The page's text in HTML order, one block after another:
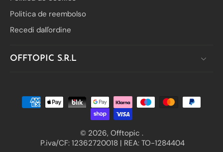
Politica de reembolso
Recedi dall'ordine
OFFTOPIC S.R.L
© 2026, Offtopic .
P.iva/CF: 12362720018 | REA: TO-1284404